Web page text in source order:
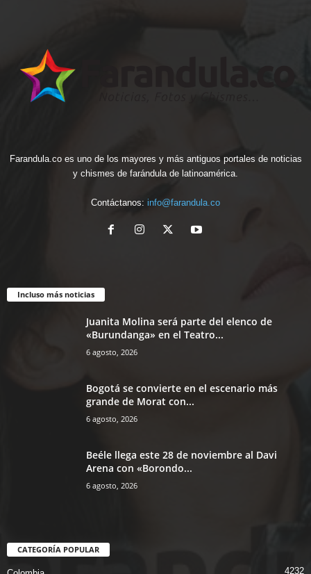
Farandula.co es uno de los mayores y más antiguos portales de noticias
y chismes de farándula de latinoamérica.
Contáctanos: info@farandula.co
Incluso más noticias
Juanita Molina será parte del elenco de
«Burundanga» en el Teatro...
6 agosto, 2026
Bogotá se convierte en el escenario más
grande de Morat con...
6 agosto, 2026
Beéle llega este 28 de noviembre al Davi
Arena con «Borondo...
6 agosto, 2026
CATEGORÍA POPULAR
4232